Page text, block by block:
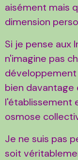
aisément mais
dimension
Si je pense aux
n'imagine pas
développement
bien
l'établissement
osmose
Je ne suis pas
soit